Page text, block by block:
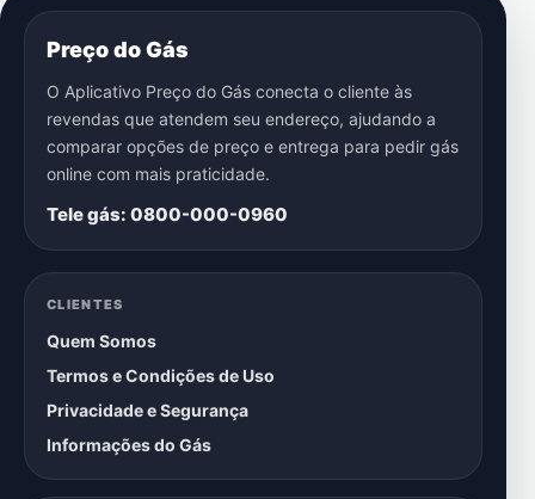
Preço do Gás
O Aplicativo Preço do Gás conecta o cliente às
revendas que atendem seu endereço, ajudando a
comparar opções de preço e entrega para pedir gás
online com mais praticidade.
Tele gás: 0800-000-0960
CLIENTES
Quem Somos
Termos e Condições de Uso
Privacidade e Segurança
Informações do Gás